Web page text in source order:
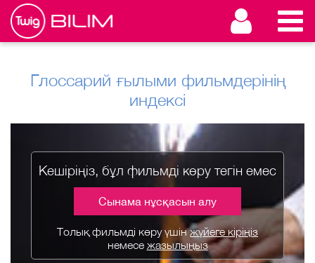
Глоссарий ғылыми фильмдерінің
индексі
Кешіріңіз, бұл фильмді көру тегін емес
Сынама нұсқасын алу
Толық фильмді көру үшінжүйеге кіріңіз
немесе жазылыңыз